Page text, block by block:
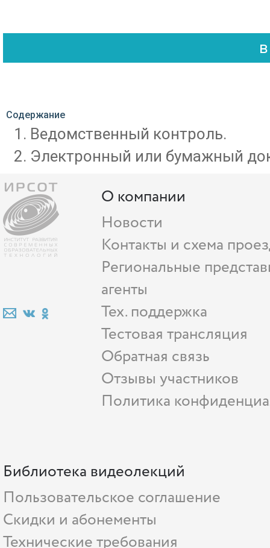
Содержание
Ведомственный контроль.
Электронный или бумажный
О компании
Новости
Контакты и схема
Региональные
агенты
Тех. поддержка
Тестовая трансляция
Обратная связь
Отзывы участников
Политика
Библиотека видеолекций
Пользовательское соглашение
Скидки и абонементы
Технические требования